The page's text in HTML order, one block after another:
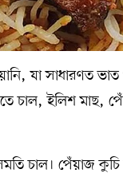
যা সাধারণত
চাল, ইলিশ
চাল। পেঁয়াজ